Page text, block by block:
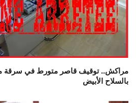
مراكش.. توقيف قاصر متورط في سرقة
بالسلاح الأبيض